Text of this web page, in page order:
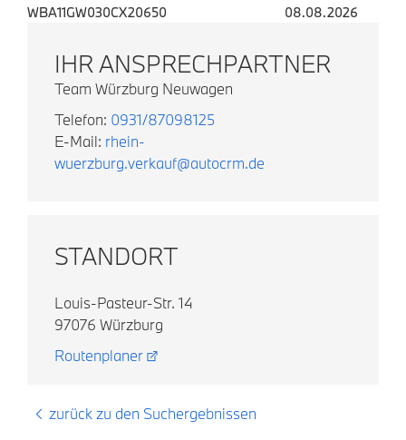
WBA11GW030CX20650
08.08.2026
IHR ANSPRECHPARTNER
Team Würzburg Neuwagen
Telefon: 0931/87098125
E-Mail: rhein-
wuerzburg.verkauf@autocrm.de
STANDORT
Louis-Pasteur-Str. 14
97076 Würzburg
Routenplaner
zurück zu den Suchergebnissen